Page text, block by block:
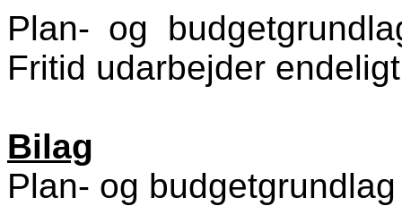
Plan- og
Fritid udarbejder
Bilag
Plan- og